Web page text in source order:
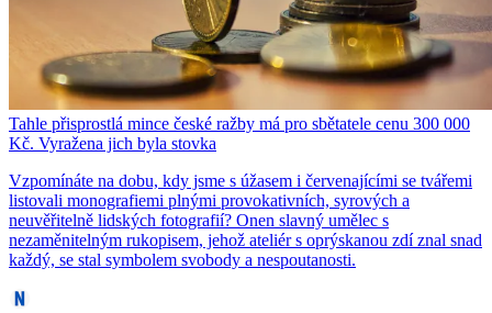
Tahle přisprostlá mince české ražby má pro sbětatele cenu 300 000
Kč. Vyražena jich byla stovka
Vzpomínáte na dobu, kdy jsme s úžasem i červenajícími se tvářemi
listovali monografiemi plnými provokativních, syrových a
neuvěřitelně lidských fotografií? Onen slavný umělec s
nezaměnitelným rukopisem, jehož ateliér s oprýskanou zdí znal snad
každý, se stal symbolem svobody a nespoutanosti.